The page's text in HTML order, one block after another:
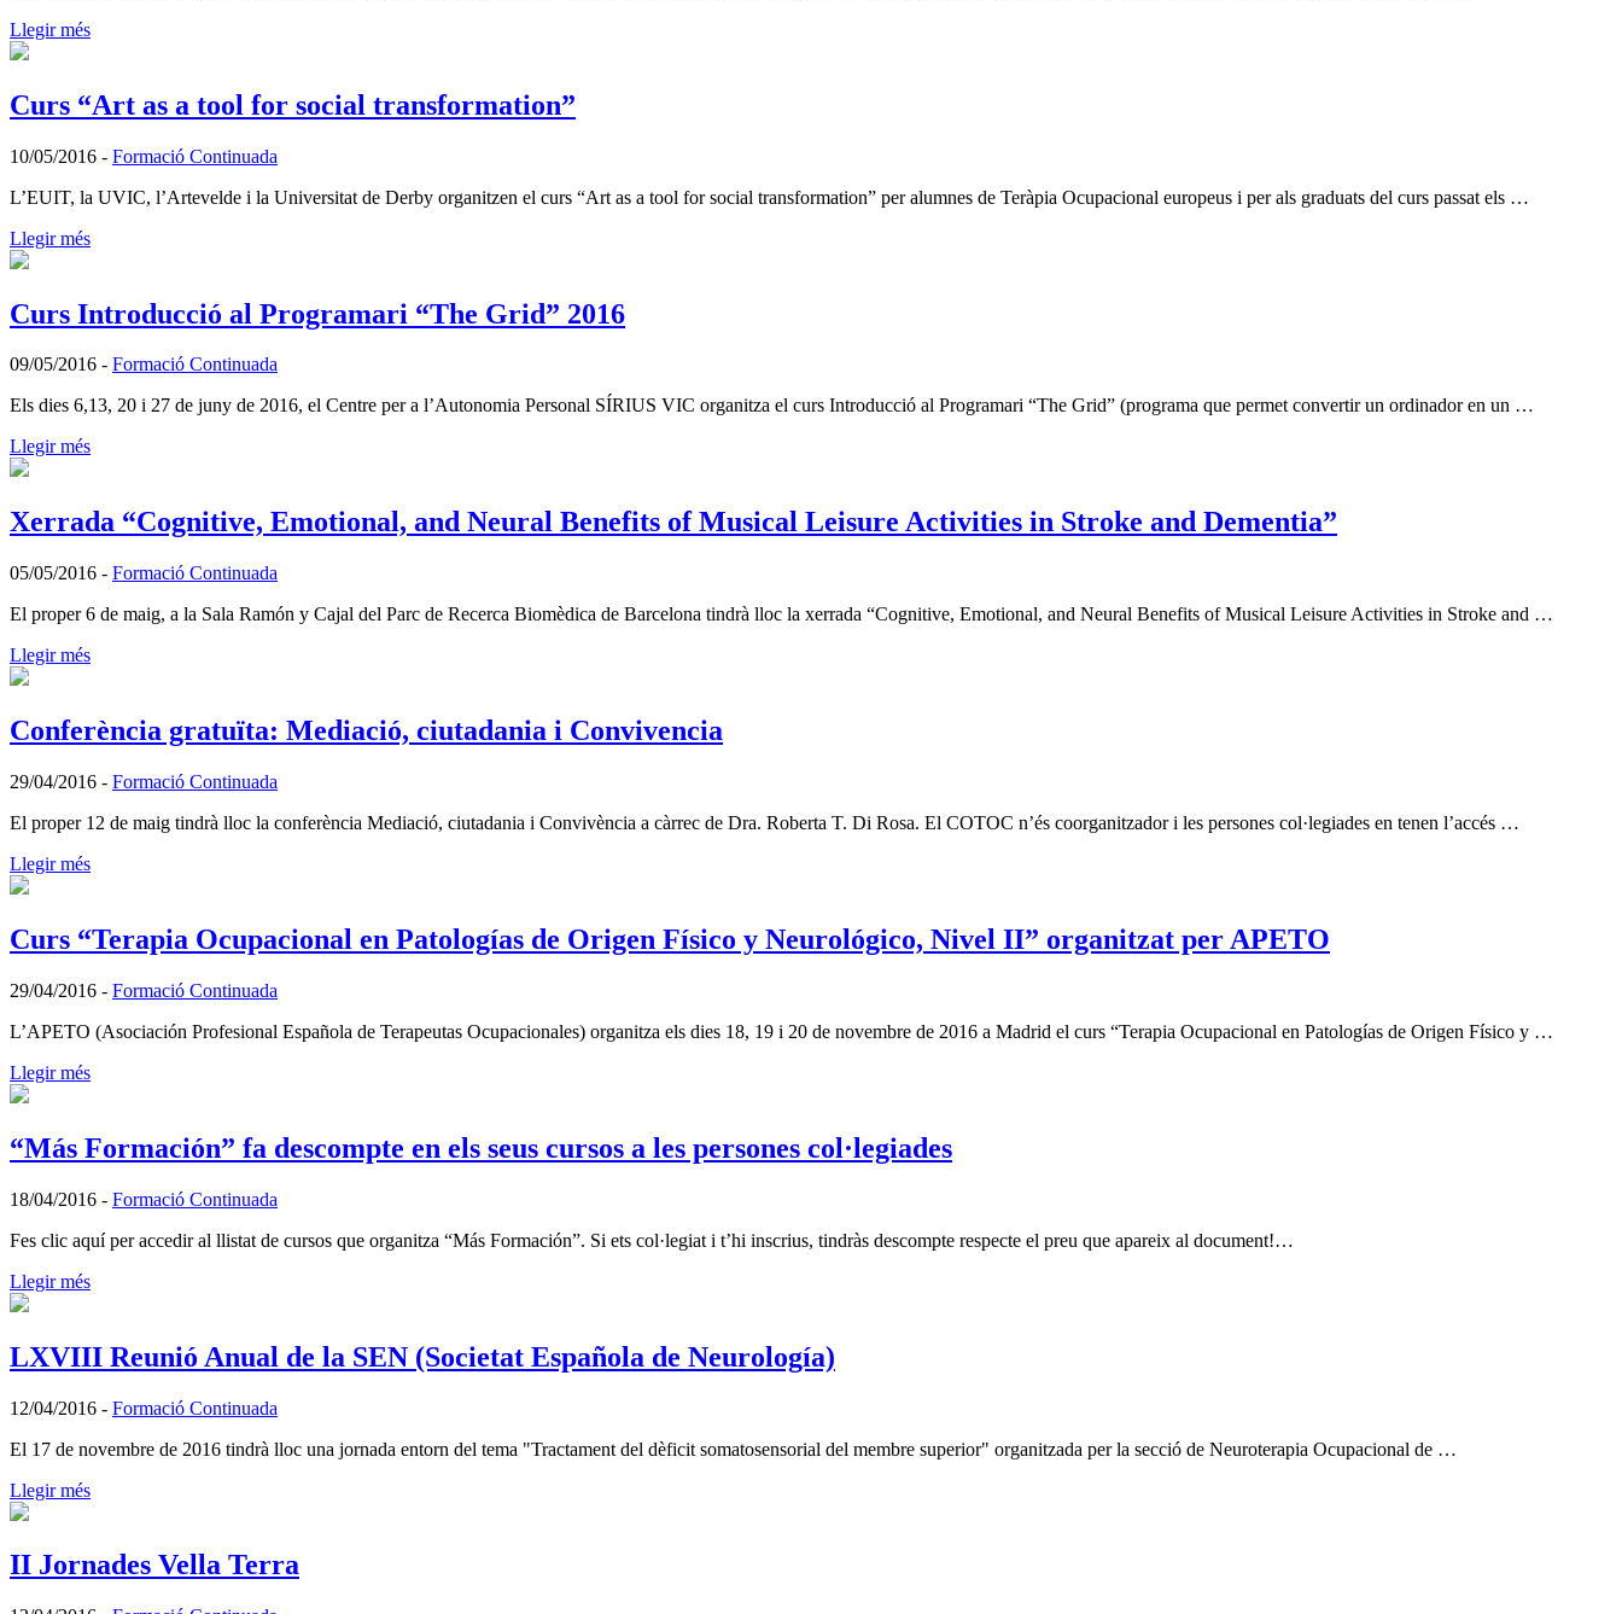
Llegir més
Curs “Art as a tool for social transformation”
10/05/2016 - Formació Continuada
L’EUIT, la UVIC, l’Artevelde i la Universitat de Derby organitzen el curs “Art as a tool for social transformation” per alumnes de Teràpia Ocupacional europeus i per als graduats del curs passat els …
Llegir més
Curs Introducció al Programari “The Grid” 2016
09/05/2016 - Formació Continuada
Els dies 6,13, 20 i 27 de juny de 2016, el Centre per a l’Autonomia Personal SÍRIUS VIC organitza el curs Introducció al Programari “The Grid” (programa que permet convertir un ordinador en un …
Llegir més
Xerrada “Cognitive, Emotional, and Neural Benefits of Musical Leisure Activities in Stroke and Dementia”
05/05/2016 - Formació Continuada
El proper 6 de maig, a la Sala Ramón y Cajal del Parc de Recerca Biomèdica de Barcelona tindrà lloc la xerrada “Cognitive, Emotional, and Neural Benefits of Musical Leisure Activities in Stroke and …
Llegir més
Conferència gratuïta: Mediació, ciutadania i Convivencia
29/04/2016 - Formació Continuada
El proper 12 de maig tindrà lloc la conferència Mediació, ciutadania i Convivència a càrrec de Dra. Roberta T. Di Rosa. El COTOC n’és coorganitzador i les persones col·legiades en tenen l’accés …
Llegir més
Curs “Terapia Ocupacional en Patologías de Origen Físico y Neurológico, Nivel II” organitzat per APETO
29/04/2016 - Formació Continuada
L’APETO (Asociación Profesional Española de Terapeutas Ocupacionales) organitza els dies 18, 19 i 20 de novembre de 2016 a Madrid el curs “Terapia Ocupacional en Patologías de Origen Físico y …
Llegir més
“Más Formación” fa descompte en els seus cursos a les persones col·legiades
18/04/2016 - Formació Continuada
Fes clic aquí per accedir al llistat de cursos que organitza “Más Formación”. Si ets col·legiat i t’hi inscrius, tindràs descompte respecte el preu que apareix al document!…
Llegir més
LXVIII Reunió Anual de la SEN (Societat Española de Neurología)
12/04/2016 - Formació Continuada
El 17 de novembre de 2016 tindrà lloc una jornada entorn del tema "Tractament del dèficit somatosensorial del membre superior" organitzada per la secció de Neuroterapia Ocupacional de …
Llegir més
II Jornades Vella Terra